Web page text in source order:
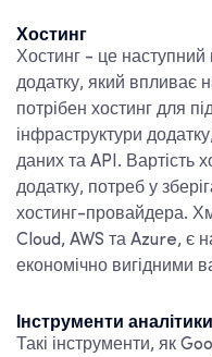
Хостинг
Хостинг - це
додатку, який впливає
потрібен хостинг для
інфраструктури
даних та API. Вартість
додатку, потреб у
хостинг-провайдера.
Cloud, AWS та Azure, є
економічно вигідними
Інструменти аналітики
Такі інструменти, як